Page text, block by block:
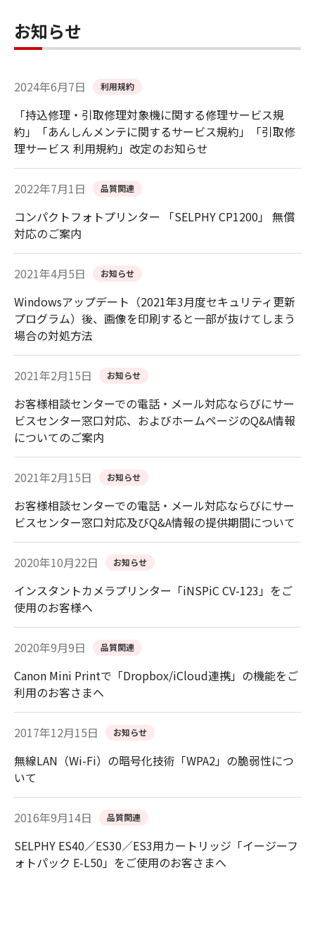
お知らせ
2024年6月7日 利用規約
「持込修理・引取修理対象機に関する修理サービス規
約」「あんしんメンテに関するサービス規約」「引取修
理サービス 利用規約」改定のお知らせ
2022年7月1日 品質関連
コンパクトフォトプリンター 「SELPHY CP1200」 無償
対応のご案内
2021年4月5日 お知らせ
Windowsアップデート（2021年3月度セキュリティ更新
プログラム）後、画像を印刷すると一部が抜けてしまう
場合の対処方法
2021年2月15日 お知らせ
お客様相談センターでの電話・メール対応ならびにサー
ビスセンター窓口対応、およびホームページのQ&A情報
についてのご案内
2021年2月15日 お知らせ
お客様相談センターでの電話・メール対応ならびにサー
ビスセンター窓口対応及びQ&A情報の提供期間について
2020年10月22日 お知らせ
インスタントカメラプリンター「iNSPiC CV-123」をご
使用のお客様へ
2020年9月9日 品質関連
Canon Mini Printで「Dropbox/iCloud連携」の機能をご
利用のお客さまへ
2017年12月15日 お知らせ
無線LAN（Wi-Fi）の暗号化技術「WPA2」の脆弱性につ
いて
2016年9月14日 品質関連
SELPHY ES40／ES30／ES3用カートリッジ「イージーフ
ォトパック E-L50」をご使用のお客さまへ